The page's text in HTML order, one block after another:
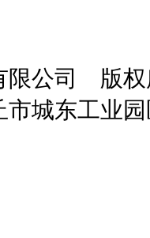
限公司
城东工业